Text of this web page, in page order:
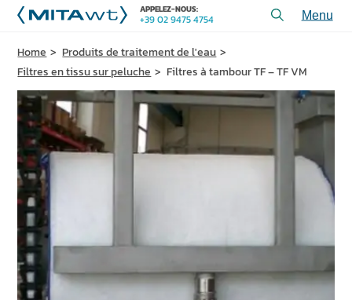
PROJETS
APPELEZ-NOUS:
+39 02 9475 4754
PRODUITS
APPLICATIONS et SOLUTIONS
SERVICES et ASSISTANCE
QUI SOMMES-NOUS
CONTACTEZ-NOUS
APPELEZ-NOUS:
Home
Produits de traitement de l'eau
Filtres en tissu sur peluche
Filtres à tambour TF – TF VM